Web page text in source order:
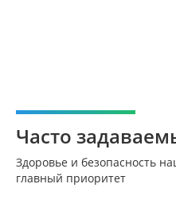
Часто
Здоровье и безопасность
главный приоритет